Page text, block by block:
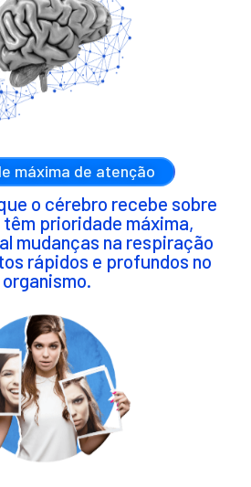
máxima de atenção
o cérebro recebe sobre
prioridade máxima,
mudanças na respiração
rápidos e profundos no
organismo.